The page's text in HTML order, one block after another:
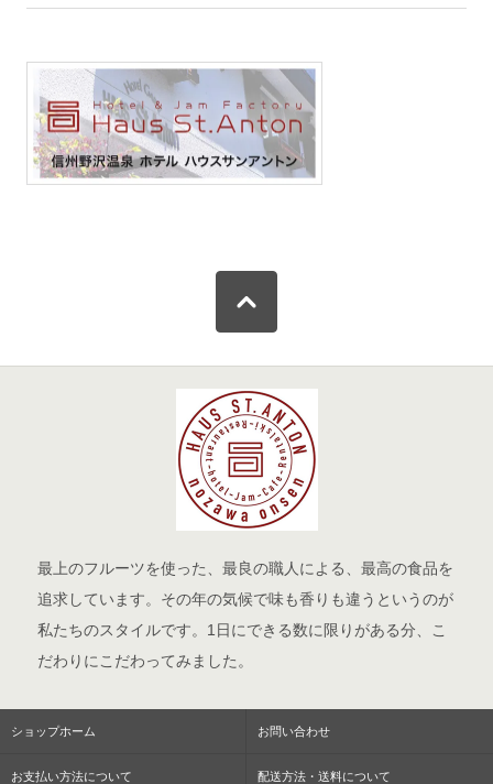
最上のフルーツを使った、最良の職人による、最高の食品を
追求しています。その年の気候で味も香りも違うというのが
私たちのスタイルです。1日にできる数に限りがある分、こ
だわりにこだわってみました。
ショップホーム お問い合わせ
お支払い方法について 配送方法・送料について